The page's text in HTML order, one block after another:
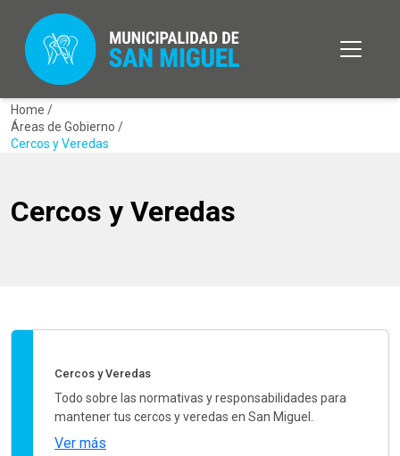
Home /
Áreas de Gobierno /
Cercos y Veredas
Cercos y Veredas
Cercos y Veredas
Todo sobre las normativas y responsabilidades para
mantener tus cercos y veredas en San Miguel.
Ver más